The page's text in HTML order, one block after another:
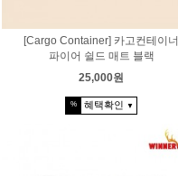
[Cargo Container] 카고컨테이너
파이어 쉴드 매트 블랙
25,000원
% 혜택확인 ▼